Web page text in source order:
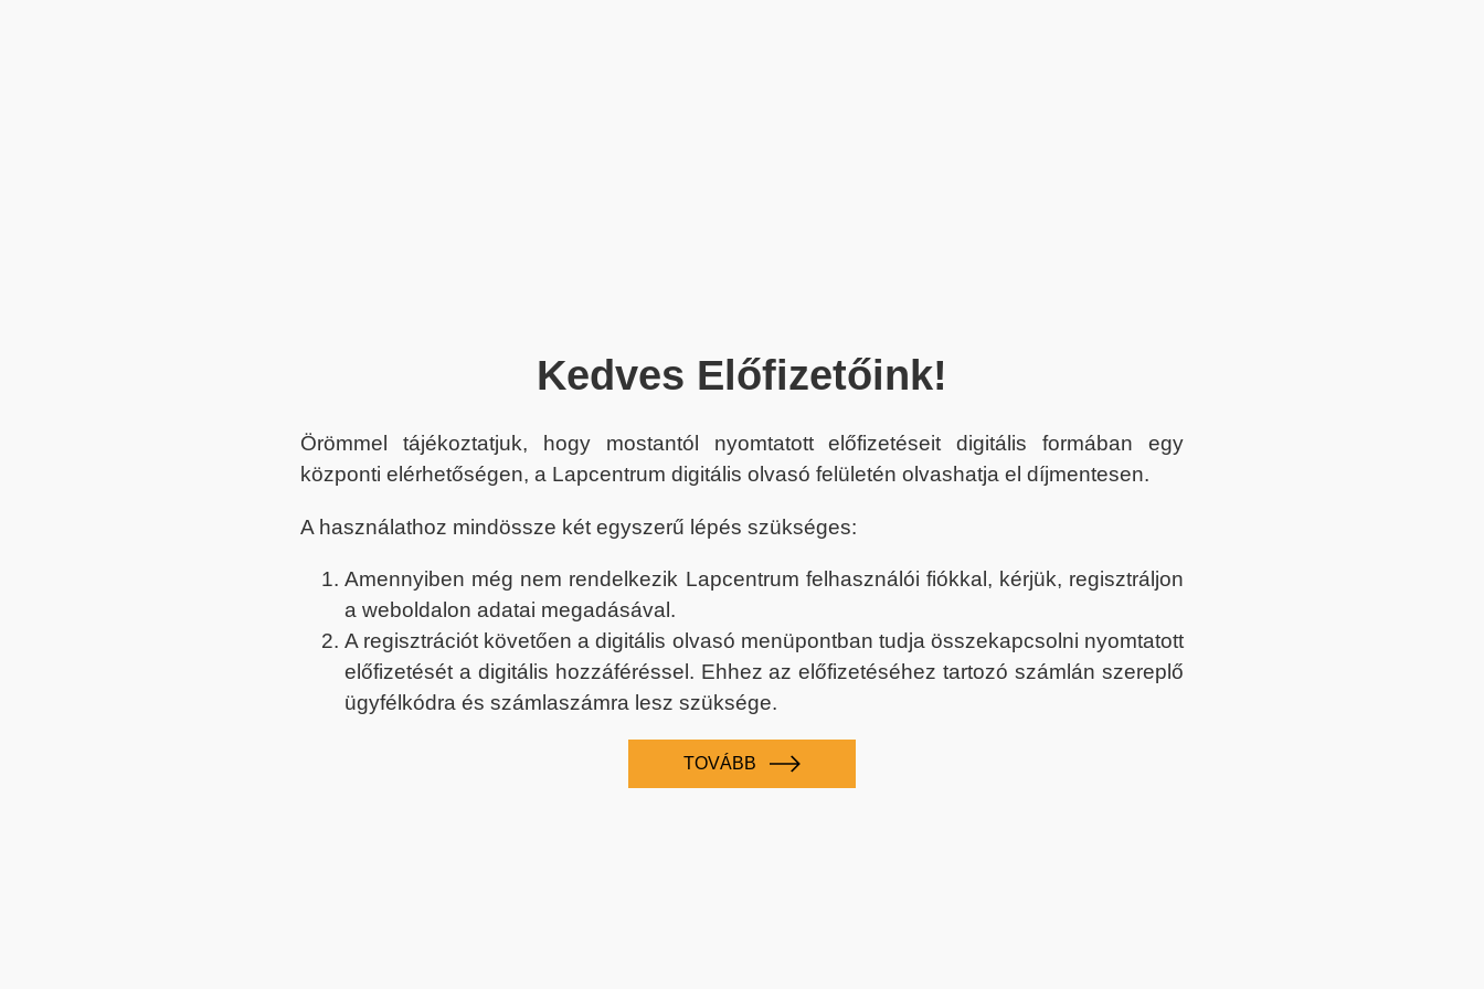
Kedves Előfizetőink!
Örömmel tájékoztatjuk, hogy mostantól nyomtatott előfizetéseit digitális formában egy
központi elérhetőségen, a Lapcentrum digitális olvasó felületén olvashatja el díjmentesen.
A használathoz mindössze két egyszerű lépés szükséges:
Amennyiben még nem rendelkezik Lapcentrum felhasználói fiókkal, kérjük, regisztráljon
a weboldalon adatai megadásával.
A regisztrációt követően a digitális olvasó menüpontban tudja összekapcsolni nyomtatott
előfizetését a digitális hozzáféréssel. Ehhez az előfizetéséhez tartozó számlán szereplő
ügyfélkódra és számlaszámra lesz szüksége.
TOVÁBB